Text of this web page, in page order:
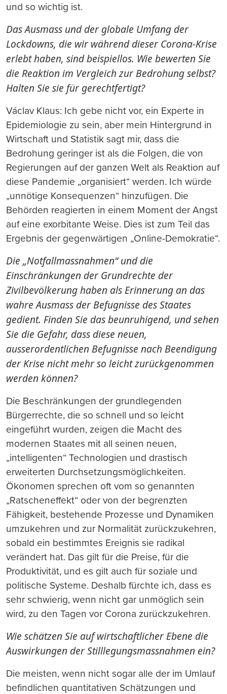
und so wichtig ist.
Das Ausmass und der globale Umfang der
Lockdowns, die wir während dieser Corona-Krise
erlebt haben, sind beispiellos. Wie bewerten Sie
die Reaktion im Vergleich zur Bedrohung selbst?
Halten Sie sie für gerechtfertigt?
Václav Klaus: Ich gebe nicht vor, ein Experte in
Epidemiologie zu sein, aber mein Hintergrund in
Wirtschaft und Statistik sagt mir, dass die
Bedrohung geringer ist als die Folgen, die von
Regierungen auf der ganzen Welt als Reaktion auf
diese Pandemie „organisiert“ werden. Ich würde
„unnötige Konsequenzen“ hinzufügen. Die
Behörden reagierten in einem Moment der Angst
auf eine exorbitante Weise. Dies ist zum Teil das
Ergebnis der gegenwärtigen „Online-Demokratie“.
Die „Notfallmassnahmen“ und die
Einschränkungen der Grundrechte der
Zivilbevölkerung haben als Erinnerung an das
wahre Ausmass der Befugnisse des Staates
gedient. Finden Sie das beunruhigend, und sehen
Sie die Gefahr, dass diese neuen,
ausserordentlichen Befugnisse nach Beendigung
der Krise nicht mehr so leicht zurückgenommen
werden können?
Die Beschränkungen der grundlegenden
Bürgerrechte, die so schnell und so leicht
eingeführt wurden, zeigen die Macht des
modernen Staates mit all seinen neuen,
„intelligenten“ Technologien und drastisch
erweiterten Durchsetzungsmöglichkeiten.
Ökonomen sprechen oft vom so genannten
„Ratscheneffekt“ oder von der begrenzten
Fähigkeit, bestehende Prozesse und Dynamiken
umzukehren und zur Normalität zurückzukehren,
sobald ein bestimmtes Ereignis sie radikal
verändert hat. Das gilt für die Preise, für die
Produktivität, und es gilt auch für soziale und
politische Systeme. Deshalb fürchte ich, dass es
sehr schwierig, wenn nicht gar unmöglich sein
wird, zu den Tagen vor Corona zurückzukehren.
Wie schätzen Sie auf wirtschaftlicher Ebene die
Auswirkungen der Stilllegungsmassnahmen ein?
Die meisten, wenn nicht sogar alle der im Umlauf
befindlichen quantitativen Schätzungen und